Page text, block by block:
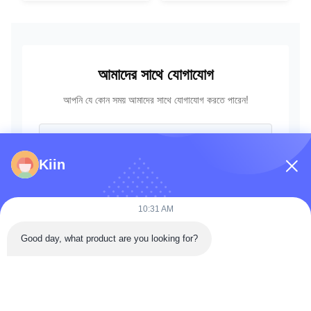
আমাদের সাথে যোগাযোগ
আপনি যে কোন সময় আমাদের সাথে যোগাযোগ করতে পারেন!
Kiin
10:31 AM
Good day, what product are you looking for?